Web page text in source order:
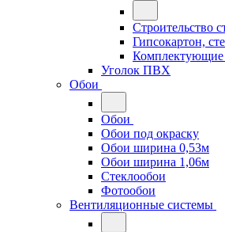
Строительство
Гипсокартон,
Комплектующие
Уголок ПВХ
Обои
Обои
Обои под окраску
Обои ширина 0,53м
Обои ширина 1,06м
Стеклообои
Фотообои
Вентиляционные системы